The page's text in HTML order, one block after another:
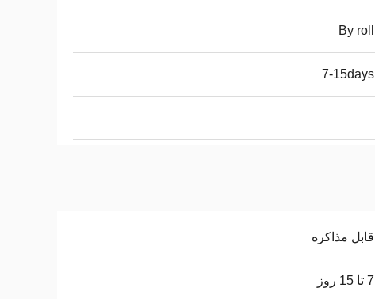
By roll
7-15days
قابل مذاکره
7 تا 15 روز